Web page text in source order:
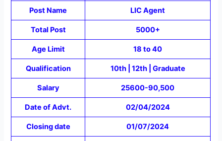
Post Name LIC Agent
Total Post 5000+
Age Limit 18 to 40
Qualification 10th | 12th | Graduate
Salary 25600-90,500
Date of Advt. 02/04/2024
Closing date 01/07/2024